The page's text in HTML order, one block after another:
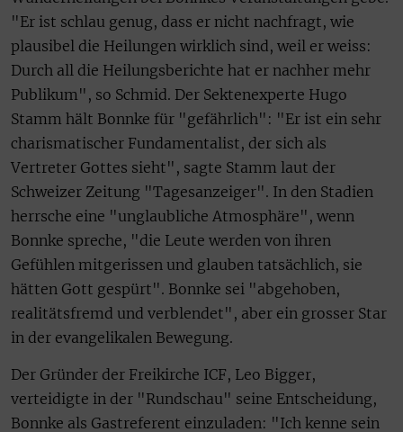
"Er ist schlau genug, dass er nicht nachfragt, wie
plausibel die Heilungen wirklich sind, weil er weiss:
Durch all die Heilungsberichte hat er nachher mehr
Publikum", so Schmid. Der Sektenexperte Hugo
Stamm hält Bonnke für "gefährlich": "Er ist ein sehr
charismatischer Fundamentalist, der sich als
Vertreter Gottes sieht", sagte Stamm laut der
Schweizer Zeitung "Tagesanzeiger". In den Stadien
herrsche eine "unglaubliche Atmosphäre", wenn
Bonnke spreche, "die Leute werden von ihren
Gefühlen mitgerissen und glauben tatsächlich, sie
hätten Gott gespürt". Bonnke sei "abgehoben,
realitätsfremd und verblendet", aber ein grosser Star
in der evangelikalen Bewegung.
Der Gründer der Freikirche ICF, Leo Bigger,
verteidigte in der "Rundschau" seine Entscheidung,
Bonnke als Gastreferent einzuladen: "Ich kenne sein